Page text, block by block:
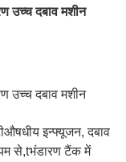
दबाव मशीन
दबाव मशीन
औषधीय इन्फ्यूजन, दबाव
से,tभंडारण टैंक में